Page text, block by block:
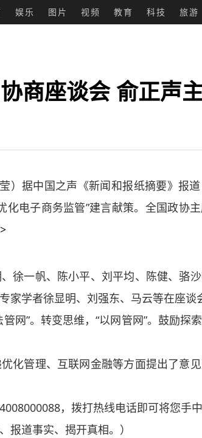
娱乐 图片 视频 教育 科技 旅游
商座谈会 俞正声
据中国之声《新闻和报纸摘要》报道
化电子商务监管”建言献策。全国政协
一帆、陈小平、刘平均、陈健、骆沙
家学者徐显明、刘强东、马云等在座谈
”。转变思维，“以网管网”。鼓励探
管理、互联网金融等方面提出了意
，拨打热线电话即可将您手
报道事实、揭开真相。）